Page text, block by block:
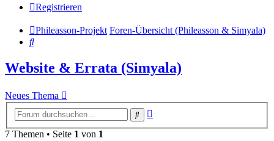
Registrieren
Phileasson-Projekt Foren-Übersicht (Phileasson & Simyala)
Suche
Website & Errata (Simyala)
Neues Thema
Suche
7 Themen • Seite 1 von 1